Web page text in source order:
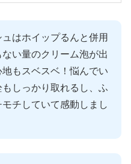
はホイップるんと併用
い量のクリーム泡が出
もスベスベ！悩んでい
しっかり取れるし、ふ
チしていて感動しまし